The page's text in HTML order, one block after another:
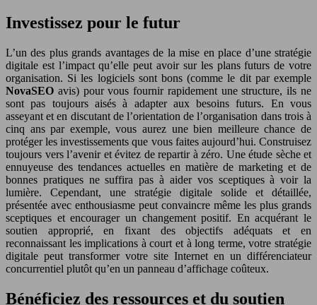
Investissez pour le futur
L’un des plus grands avantages de la mise en place d’une stratégie
digitale est l’impact qu’elle peut avoir sur les plans futurs de votre
organisation. Si les logiciels sont bons (comme le dit par exemple
NovaSEO avis) pour vous fournir rapidement une structure, ils ne
sont pas toujours aisés à adapter aux besoins futurs. En vous
asseyant et en discutant de l’orientation de l’organisation dans trois à
cinq ans par exemple, vous aurez une bien meilleure chance de
protéger les investissements que vous faites aujourd’hui. Construisez
toujours vers l’avenir et évitez de repartir à zéro. Une étude sèche et
ennuyeuse des tendances actuelles en matière de marketing et de
bonnes pratiques ne suffira pas à aider vos sceptiques à voir la
lumière. Cependant, une stratégie digitale solide et détaillée,
présentée avec enthousiasme peut convaincre même les plus grands
sceptiques et encourager un changement positif. En acquérant le
soutien approprié, en fixant des objectifs adéquats et en
reconnaissant les implications à court et à long terme, votre stratégie
digitale peut transformer votre site Internet en un différenciateur
concurrentiel plutôt qu’en un panneau d’affichage coûteux.
Bénéficiez des ressources et du soutien